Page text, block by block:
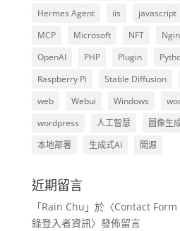
Hermes Agent
iis javascript
MCP
Microsoft NFT
OpenAI
PHP Plugin
Raspberry Pi
Stable Diffusion
web
Webui Windows
wordpress
人工智慧 圖像生
本地部署
生成式AI 開源
近期留言
「Rain Chu 」於〈Contact Form
錄登入者資訊〉發佈留言